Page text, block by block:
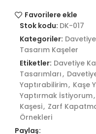
Favorilere ekle
Stok kodu: DK-017
Kategoriler:
Tasarım Kaşeler
Etiketler: Davetiye
Tasarımları,
Yaptırabilirim, Kaşe
Yaptırmak İstiyorum,
Kaşesi, Zarf
Örnekleri
Paylaş: